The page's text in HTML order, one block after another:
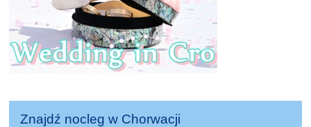
Znajdź nocleg w Chorwacji